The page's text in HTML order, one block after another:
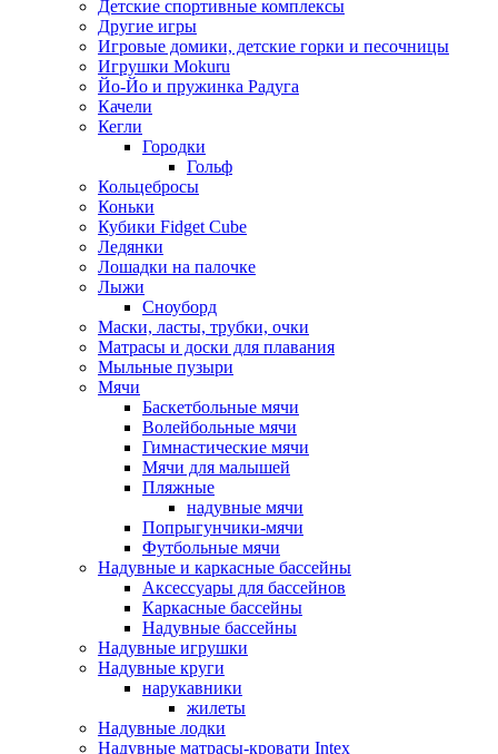
Детские спортивные комплексы
Другие игры
Игровые домики, детские горки и песочницы
Игрушки Mokuru
Йо-Йо и пружинка Радуга
Качели
Кегли
Городки
Гольф
Кольцебросы
Коньки
Кубики Fidget Cube
Ледянки
Лошадки на палочке
Лыжи
Сноуборд
Маски, ласты, трубки, очки
Матрасы и доски для плавания
Мыльные пузыри
Мячи
Баскетбольные мячи
Волейбольные мячи
Гимнастические мячи
Мячи для малышей
Пляжные
надувные мячи
Попрыгунчики-мячи
Футбольные мячи
Надувные и каркасные бассейны
Аксессуары для бассейнов
Каркасные бассейны
Надувные бассейны
Надувные игрушки
Надувные круги
нарукавники
жилеты
Надувные лодки
Надувные матрасы-кровати Intex